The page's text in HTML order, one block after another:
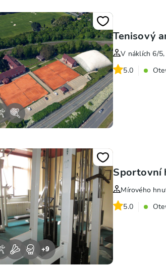
Tenisový
V náklích 6/
5.0
+9
Sportovní
Mírového
5.0